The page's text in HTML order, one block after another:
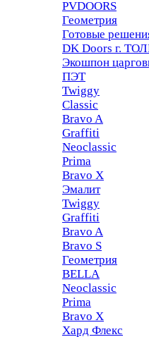
PVDOORS
Геометрия
Готовые
DK Doors г.
Экошпон
ПЭТ
Twiggy
Classic
Bravo A
Graffiti
Neoclassic
Prima
Bravo X
Эмалит
Twiggy
Graffiti
Bravo A
Bravo S
Геометрия
BELLA
Neoclassic
Prima
Bravo X
Хард Флекс